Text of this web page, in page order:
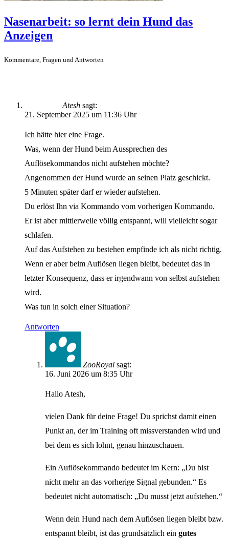
Nasenarbeit: so lernt dein Hund das
Anzeigen
Kommentare, Fragen und Antworten
Atesh sagt:
21. September 2025 um 11:36 Uhr
Ich hätte hier eine Frage.
Was, wenn der Hund beim Aussprechen des
Auflösekommandos nicht aufstehen möchte?
Angenommen der Hund wurde an seinen Platz geschickt.
5 Minuten später darf er wieder aufstehen.
Du erlöst Ihn via Kommando vom vorherigen Kommando.
Er ist aber mittlerweile völlig entspannt, will vielleicht sogar
schlafen.
Auf das Aufstehen zu bestehen empfinde ich als nicht richtig.
Wenn er aber beim Auflösen liegen bleibt, bedeutet das in
letzter Konsequenz, dass er irgendwann von selbst aufstehen
wird.
Was tun in solch einer Situation?
Antworten
ZooRoyal sagt:
16. Juni 2026 um 8:35 Uhr
Hallo Atesh,
vielen Dank für deine Frage! Du sprichst damit einen
Punkt an, der im Training oft missverstanden wird und
bei dem es sich lohnt, genau hinzuschauen.
Ein Auflösekommando bedeutet im Kern: „Du bist
nicht mehr an das vorherige Signal gebunden.“ Es
bedeutet nicht automatisch: „Du musst jetzt aufstehen.“
Wenn dein Hund nach dem Auflösen liegen bleibt bzw.
entspannt bleibt, ist das grundsätzlich ein gutes